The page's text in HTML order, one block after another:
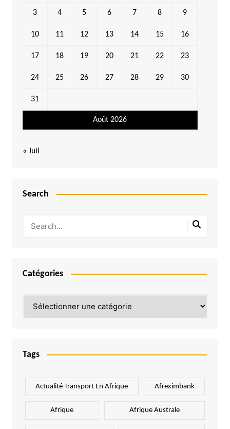
Août 2026
3 4 5 6 7 8 9
10 11 12 13 14 15 16
17 18 19 20 21 22 23
24 25 26 27 28 29 30
31
« Juil
Search
Catégories
Tags
Actualité Transport En Afrique Afreximbank
Afrique Afrique Australe